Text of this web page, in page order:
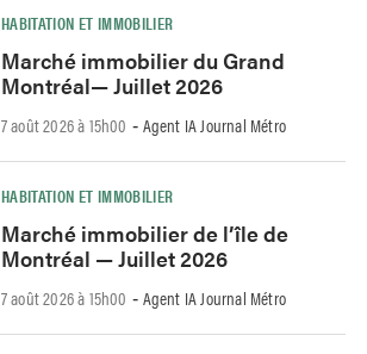
HABITATION ET IMMOBILIER
Marché immobilier du Grand
Montréal— Juillet 2026
7 août 2026 à 15h00 - Agent IA Journal Métro
HABITATION ET IMMOBILIER
Marché immobilier de l’île de
Montréal — Juillet 2026
7 août 2026 à 15h00 - Agent IA Journal Métro